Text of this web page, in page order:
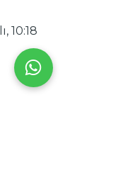
10:18